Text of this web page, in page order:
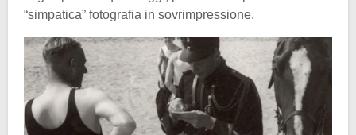
“simpatica” fotografia in sovrimpressione.